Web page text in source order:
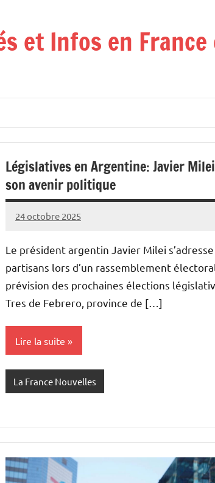
et Infos en
Législatives en Argentine: Javier
son avenir politique
24 octobre 2025
Admins
Le président argentin Javier Milei s’adresse
partisans lors d’un rassemblement
prévision des prochaines élections
Tres de Febrero, province de […]
Lire la suite
La France Nouvelles